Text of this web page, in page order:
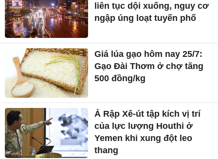
liên tục dội xuống, nguy cơ
ngập úng loạt tuyến phố
Giá lúa gạo hôm nay 25/7:
Gạo Đài Thơm ở chợ tăng
500 đồng/kg
Ả Rập Xê-út tập kích vị trí
của lực lượng Houthi ở
Yemen khi xung đột leo
thang